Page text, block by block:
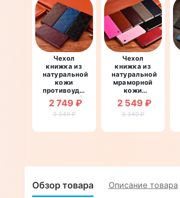
Чехол
книжка из
натуральной
кожи
противоударный
магнитный
для
Samsung
"CRUCIS"
2 749 ₽
3 349 ₽
Чехол
книжка из
натуральной
мраморной
кожи
противоударный
магнитный
для
A22 A225F
2 549 ₽
3 349 ₽
Обзор товара Описание товара